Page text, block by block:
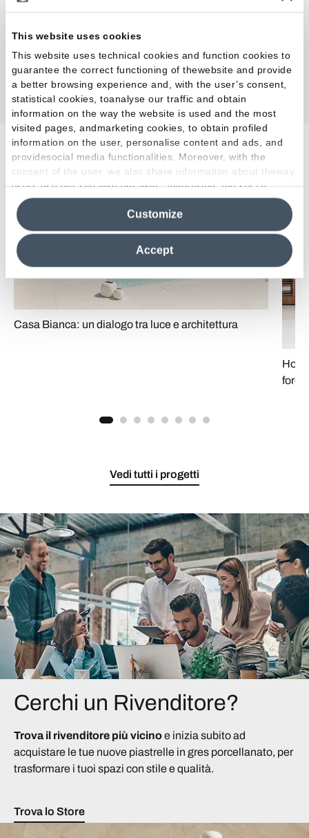
This website uses cookies
This website uses technical cookies and function cookies to
guarantee the correct functioning of thewebsite and provide
a better browsing experience and, with the user’s consent,
statistical cookies, toanalyse our traffic and obtain
information on the way the website is used and the most
visited pages, andmarketing cookies, to obtain profiled
information on the user, personalise content and ads, and
providesocial media functionalities. Moreover, with the
consent of the user, we also share information about theway
users use our site with our web, advertising and social
media analytics partners, who may combine itwith other
information in their possession. By closing this banner,
clicking on "Reject", it will be possible tocontinue browsing
the site after installing only technical cookies. For more
information see the
Cookie Policy
Accept
Customize
Formato :60.0 x 120.0 cm
Superficie:Full Lappato
Spessore:MM 9,5
Progetti correlati
Casa Bianca: un dialogo tra luce e architettura
Vedi tutti i progetti
Cerchi un Rivenditore?
Trova il rivenditore più vicinoe inizia subito ad
acquistare le tue nuove piastrelle in gres porcellanato, per
trasformare i tuoi spazi con stile e qualità.
Trova lo Store